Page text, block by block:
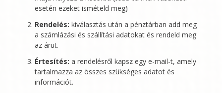
esetén ezeket ismételd meg)
Rendelés: kiválasztás után a pénztárban add meg
a számlázási és szállítási adatokat és rendeld meg
az árut.
Értesítés: a rendelésről kapsz egy e-mail-t, amely
tartalmazza az összes szükséges adatot és
információt.